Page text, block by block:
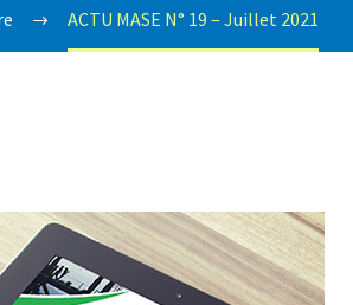
ACTU MASE N° 19 – Juillet 2021